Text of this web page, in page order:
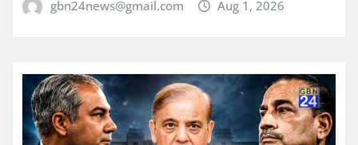
gbn24news@gmail.com Aug 1, 2026